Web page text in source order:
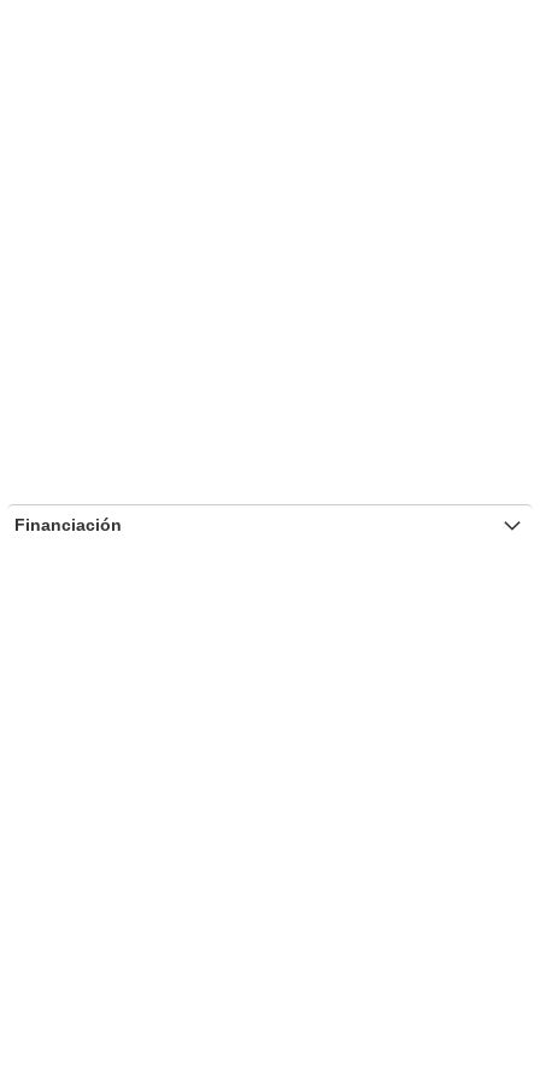
Financiación